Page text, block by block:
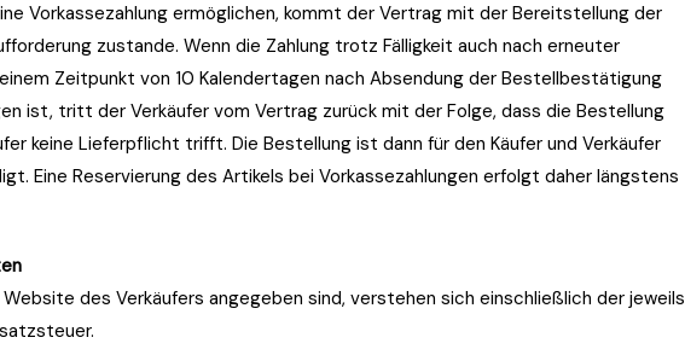
Vorkassezahlung ermöglichen, kommt der Vertrag mit der Bereitstellung der
zustande. Wenn die Zahlung trotz Fälligkeit auch nach erneuter
Zeitpunkt von 10 Kalendertagen nach Absendung der Bestellbestätigung
ist, tritt der Verkäufer vom Vertrag zurück mit der Folge, dass die Bestellung
keine Lieferpflicht trifft. Die Bestellung ist dann für den Käufer und Verkäufer
Eine Reservierung des Artikels bei Vorkassezahlungen erfolgt daher längstens
Website des Verkäufers angegeben sind, verstehen sich einschließlich der jeweils